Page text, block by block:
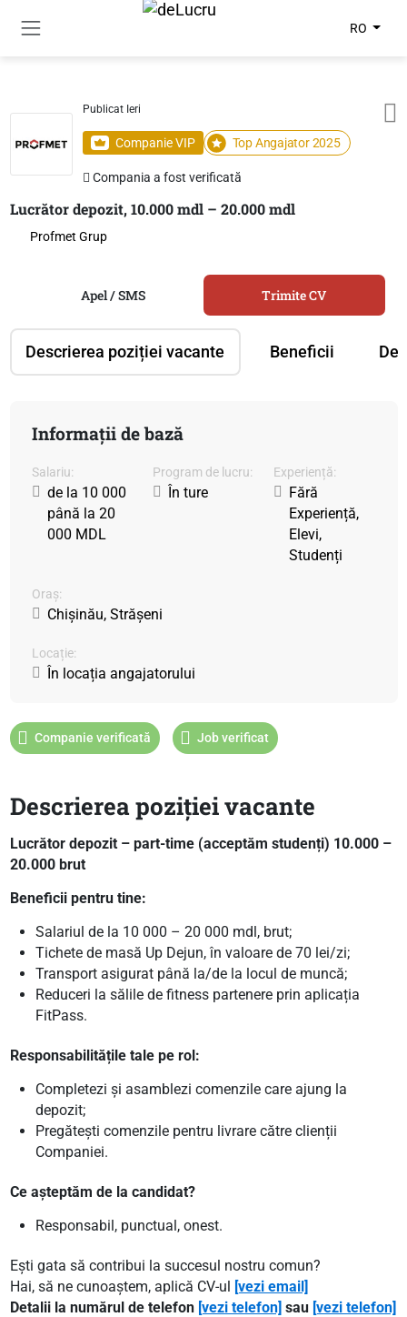
RO
Publicat Ieri
Companie VIP Top Angajator 2025
Compania a fost verificată
Lucrător depozit, 10.000 mdl – 20.000 mdl
Profmet Grup
Descrierea poziției vacante Beneficii
Apel / SMS Trimite CV
Informații de bază
Salariu:
de la 10 000
până la 20
000 MDL
Program de lucru:
În ture
Experiență:
Fără
Experiență,
Elevi,
Studenți
Oraș:
Chișinău, Strășeni
Locație:
În locația angajatorului
Companie verificată Job verificat
Descrierea poziției vacante
Lucrător depozit – part-time (acceptăm studenți) 10.000 –
20.000 brut
Beneficii pentru tine:
Salariul de la 10 000 – 20 000 mdl, brut;
Tichete de masă Up Dejun, în valoare de 70 lei/zi;
Transport asigurat până la/de la locul de muncă;
Reduceri la sălile de fitness partenere prin aplicația
FitPass.
Responsabilitățile tale pe rol:
Completezi și asamblezi comenzile care ajung la
depozit;
Pregătești comenzile pentru livrare către clienții
Companiei.
Ce așteptăm de la candidat?
Responsabil, punctual, onest.
Ești gata să contribui la succesul nostru comun?
Hai, să ne cunoaștem, aplică CV-ul [vezi email]
Detalii la numărul de telefon [vezi telefon] sau [vezi telefon]